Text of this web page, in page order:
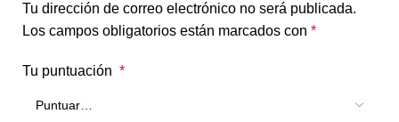
Tu dirección de correo electrónico no será publicada.
Los campos obligatorios están marcados con *
Tu puntuación *